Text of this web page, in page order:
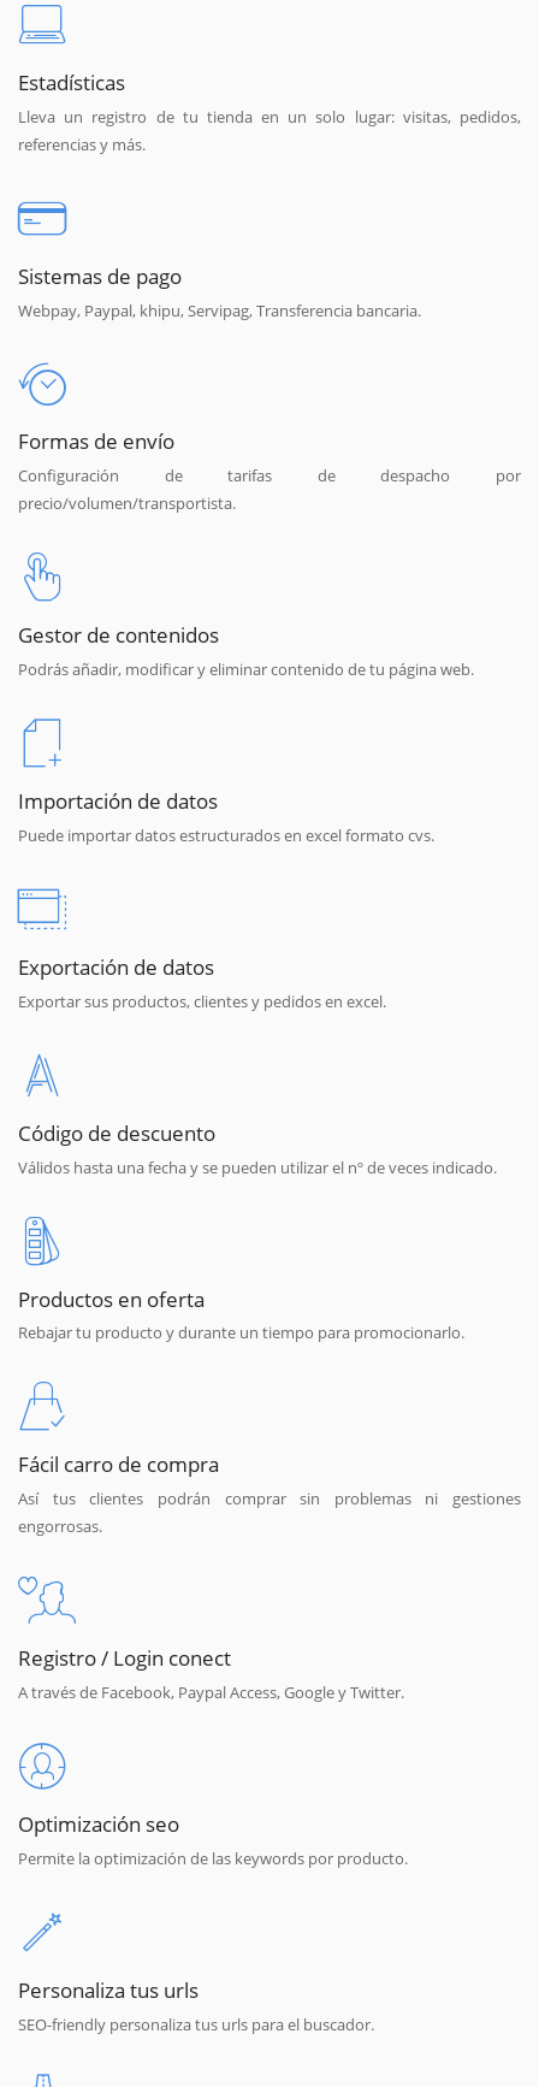
Estadísticas
Lleva un registro de tu tienda en un solo lugar: visitas, pedidos,
referencias y más.
Sistemas de pago
Webpay, Paypal, khipu, Servipag, Transferencia bancaria.
Formas de envío
Configuración de tarifas de despacho por
precio/volumen/transportista.
Gestor de contenidos
Podrás añadir, modificar y eliminar contenido de tu página web.
Importación de datos
Puede importar datos estructurados en excel formato cvs.
Exportación de datos
Exportar sus productos, clientes y pedidos en excel.
Código de descuento
Válidos hasta una fecha y se pueden utilizar el nº de veces indicado.
Productos en oferta
Rebajar tu producto y durante un tiempo para promocionarlo.
Fácil carro de compra
Así tus clientes podrán comprar sin problemas ni gestiones
engorrosas.
Registro / Login conect
A través de Facebook, Paypal Access, Google y Twitter.
Optimización seo
Permite la optimización de las keywords por producto.
Personaliza tus urls
SEO-friendly personaliza tus urls para el buscador.